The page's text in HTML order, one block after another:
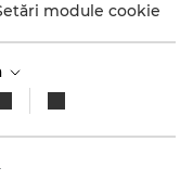
module cookie